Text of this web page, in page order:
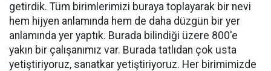
getirdik. Tüm birimlerimizi buraya toplayarak bir nevi
hem hijyen anlamında hem de daha düzgün bir yer
anlamında yer yaptık. Burada bilindiği üzere 800'e
yakın bir çalışanımız var. Burada tatlıdan çok usta
yetiştiriyoruz, sanatkar yetiştiriyoruz. Her birimimizde